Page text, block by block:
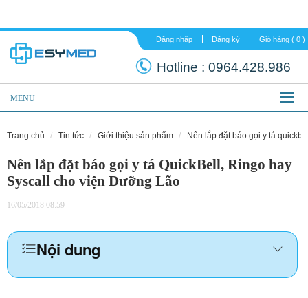
Đăng nhập Đăng ký
Hotline :
MENU
trang chủ tin tức giới thiệu sản phẩm nên lắp đặt báo gọi y tá
Nên lắp đặt báo gọi y tá QuickBell, Ringo hay
Syscall cho viện Dưỡng Lão
16/05/2018 08:59
Nội dung